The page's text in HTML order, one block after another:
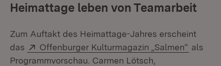
Heimattage leben von Teamarbeit
Zum Auftakt des Heimattage-Jahres erscheint
das
Extern:
Offenburger Kulturmagazin „Salmen“ (Öffnet
als
Programmvorschau. Carmen Lötsch,